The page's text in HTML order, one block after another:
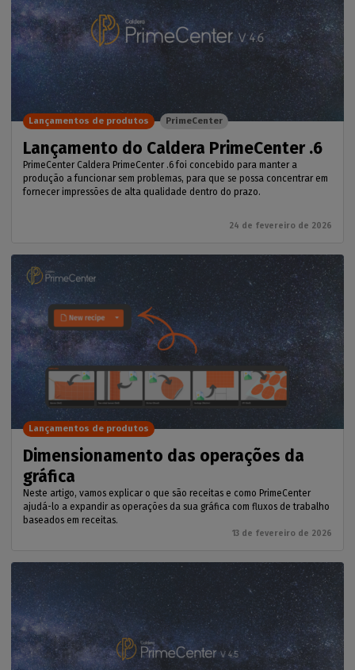
Lançamento do Caldera PrimeCenter .6
PrimeCenter Caldera PrimeCenter .6 foi concebido para manter a
produção a funcionar sem problemas, para que se possa concentrar em
fornecer impressões de alta qualidade dentro do prazo.
24 de fevereiro de 2026
Lançamentos de produtos PrimeCenter
Dimensionamento das operações da
gráfica
Neste artigo, vamos explicar o que são receitas e como PrimeCenter
ajudá-lo a expandir as operações da sua gráfica com fluxos de trabalho
baseados em receitas.
13 de fevereiro de 2026
Lançamentos de produtos